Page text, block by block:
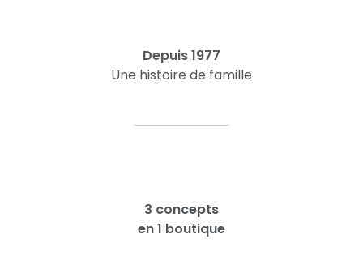
Depuis 1977
Une histoire de famille
3 concepts
en 1 boutique